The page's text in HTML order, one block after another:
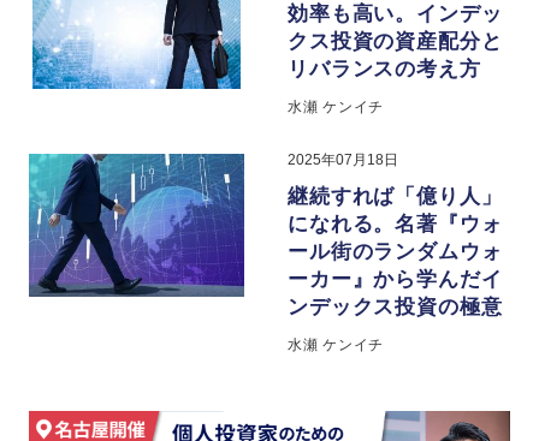
効率も高い。インデッ
クス投資の資産配分と
リバランスの考え方
水瀬 ケンイチ
2025年07月18日
継続すれば「億り人」
になれる。名著『ウォ
ール街のランダムウォ
ーカー』から学んだイ
ンデックス投資の極意
水瀬 ケンイチ